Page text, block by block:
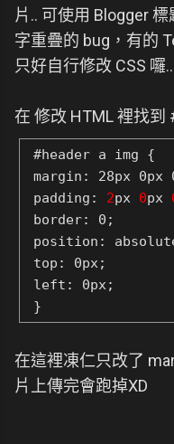
片.. 可使用 Blogger
字重疊的 bug，有的
只好自行修改 CSS 囉..
在 修改 HTML 裡找到
#header a img {
margin: 28px 0px
padding: 2px 0px
border: 0;
position:
top: 0px;
left: 0px;
}
在這裡凍仁只改了
片上傳完會跑掉XD